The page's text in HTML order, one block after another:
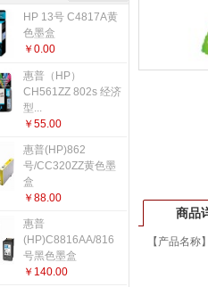
商品
【产品名
HP 13号 C4817A黄
色墨盒
￥0.00
惠普（HP）
CH561ZZ 802s 经济
型...
￥55.00
惠普(HP)862
号/CC320ZZ黄色墨
盒
￥88.00
惠普
(HP)C8816AA/816
号黑色墨盒
￥140.00
更多...